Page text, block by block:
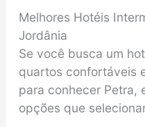
Melhores Hotéis
Jordânia
Se você busca um
quartos confortáveis
para conhecer Petra,
opções que